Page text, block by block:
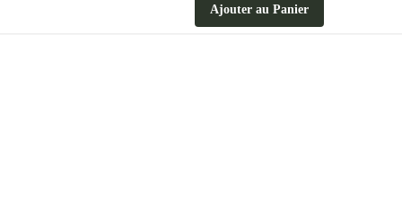
Ajouter au Panier